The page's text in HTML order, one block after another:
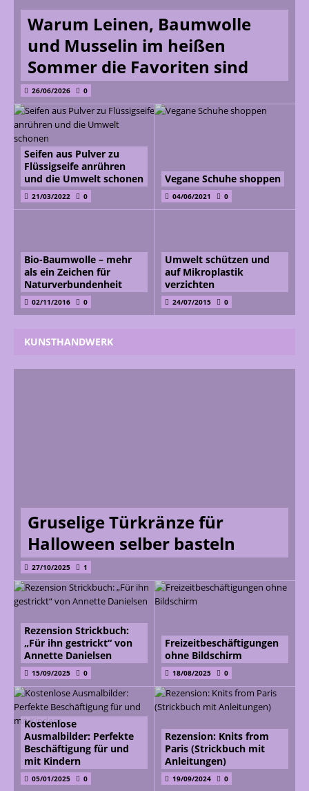
Warum Leinen, Baumwolle
und Musselin im heißen
Sommer die Favoriten sind
26/06/2026 0
Seifen aus Pulver zu
Flüssigseife anrühren
und die Umwelt schonen
21/03/2022 0
Vegane Schuhe shoppen
04/06/2021 0
Bio-Baumwolle – mehr
als ein Zeichen für
Naturverbundenheit
02/11/2016 0
Umwelt schützen und
auf Mikroplastik
verzichten
24/07/2015 0
KUNSTHANDWERK
Gruselige Türkränze für
Halloween selber basteln
27/10/2025 1
Rezension Strickbuch:
„Für ihn gestrickt“ von
Annette Danielsen
15/09/2025 0
Freizeitbeschäftigungen
ohne Bildschirm
18/08/2025 0
Kostenlose
Ausmalbilder: Perfekte
Beschäftigung für und
mit Kindern
05/01/2025 0
Rezension: Knits from
Paris (Strickbuch mit
Anleitungen)
19/09/2024 0